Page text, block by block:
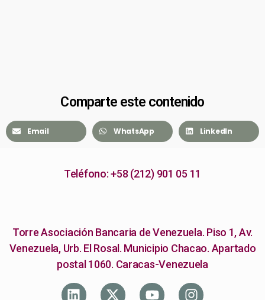
Comparte este contenido
Email WhatsApp LinkedIn
Teléfono: +58 (212) 901 05 11
Torre Asociación Bancaria de Venezuela. Piso 1, Av.
Venezuela, Urb. El Rosal. Municipio Chacao. Apartado
postal 1060. Caracas-Venezuela